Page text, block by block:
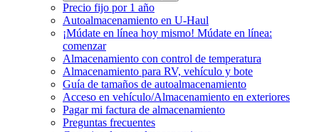
Precio fijo por 1 año
Autoalmacenamiento en U-Haul
¡Múdate en línea hoy mismo! Múdate en línea:
comenzar
Almacenamiento con control de temperatura
Almacenamiento para RV, vehículo y bote
Guía de tamaños de autoalmacenamiento
Acceso en vehículo/Almacenamiento en exteriores
Pagar mi factura de almacenamiento
Preguntas frecuentes